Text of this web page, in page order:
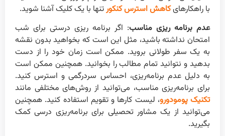
با راهکارهایکاهش استرسکنکورتنها با یک کلیک آشنا شوید.
عدم برنامه ریزی مناسب: اگر برنامه ریزی درستی برای شب
امتحان نداشته باشید، مثل این است که بخواهید بدون نقشه
به یک سفر طولانی بروید. ممکن است زمان خود را از دست
بدهید و نتوانید تمام مطالب را بخوانید. همچنین ممکن است
به دلیل عدم برنامه‌ریزی، احساس سردرگمی و استرس کنید.
برای برنامه‌ریزی مناسب، می‌توانید از روش‌های مختلفی مانند
تکنیک پومودورو، لیست کارها و تقویم استفاده کنید. همچنین
می‌توانید از یک مشاور تحصیلی برای برنامه‌ریزی درسی کمک
بگیرید.